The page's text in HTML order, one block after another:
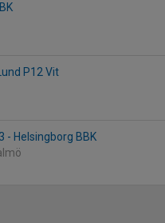
P12 Vit
- Helsingborg BBK